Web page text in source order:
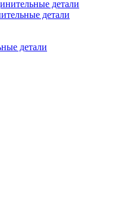
детали
детали
детали